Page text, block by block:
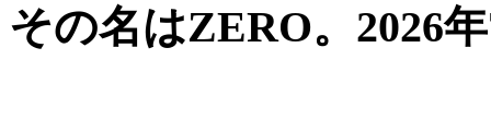
その名はZERO。 2026